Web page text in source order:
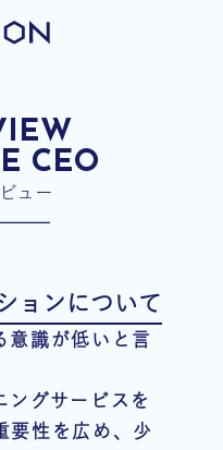
CEO
ュー
ョンについて
意識が低いと言
ングサービスを
要性を広め、少